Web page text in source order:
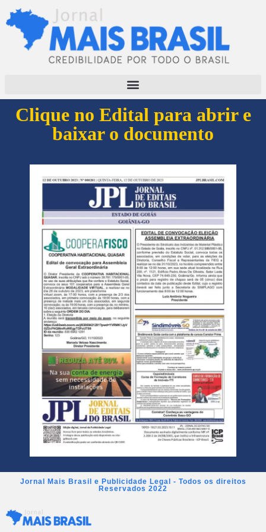
Clique no Edital para abrir e
baixar o documento
Jornal Mais Brasil e Publicidade Legal - Todos os direitos
Reservados 2022